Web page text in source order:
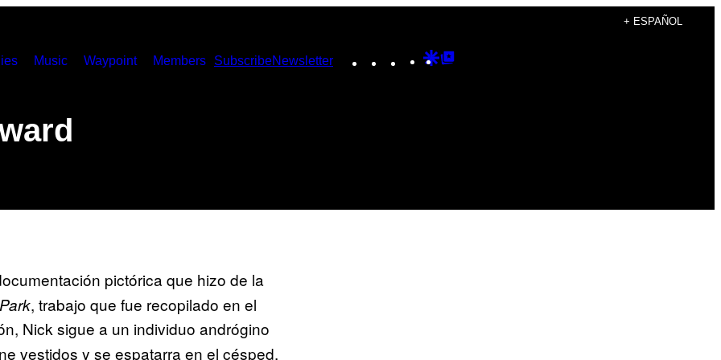
+ ESPAÑOL
Music Waypoint Members SubscribeNewsletter Instagram
TikTokYouTube
Google
pictórica que hizo de la
, trabajo que fue recopilado en el
Nick sigue a un individuo andrógino
vestidos y se espatarra en el césped.